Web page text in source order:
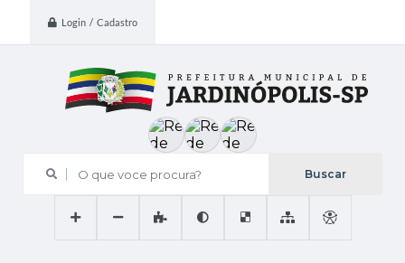
Login / Cadastro
O que voce procura?